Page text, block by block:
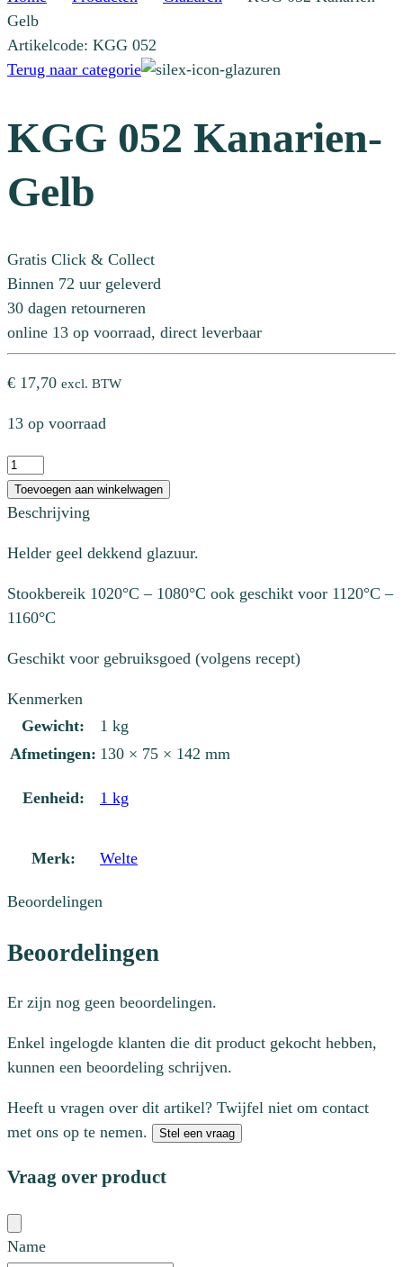
Gelb
Artikelcode: KGG 052
Terug naar categorie
KGG 052 Kanarien-
Gelb
Gratis Click & Collect
Binnen 72 uur geleverd
30 dagen retourneren
online 13 op voorraad, direct leverbaar
€ 17,70 excl. BTW
13 op voorraad
KGG
052
Kanarien-
aantal
Toevoegen aan winkelwagen
Beschrijving
Helder geel dekkend glazuur.
Stookbereik 1020°C – 1080°C ook geschikt voor 1120°C –
1160°C
Geschikt voor gebruiksgoed (volgens recept)
Kenmerken
Gewicht:
1 kg
Afmetingen: 130 × 75 × 142 mm
Eenheid: 1 kg
Merk: Welte
Beoordelingen
Beoordelingen
Er zijn nog geen beoordelingen.
Enkel ingelogde klanten die dit product gekocht hebben,
kunnen een beoordeling schrijven.
Heeft u vragen over dit artikel? Twijfel niet om contact
met ons op te nemen.
Stel een vraag
Vraag over product
Name